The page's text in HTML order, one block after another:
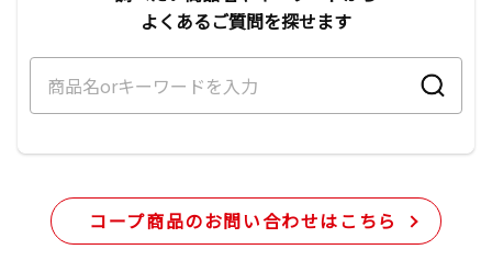
よくあるご質問を探せます
コープ商品のお問い合わせはこちら